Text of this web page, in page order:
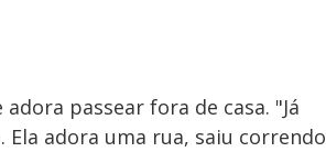
passear fora de casa. "Já
adora uma rua, saiu correndo